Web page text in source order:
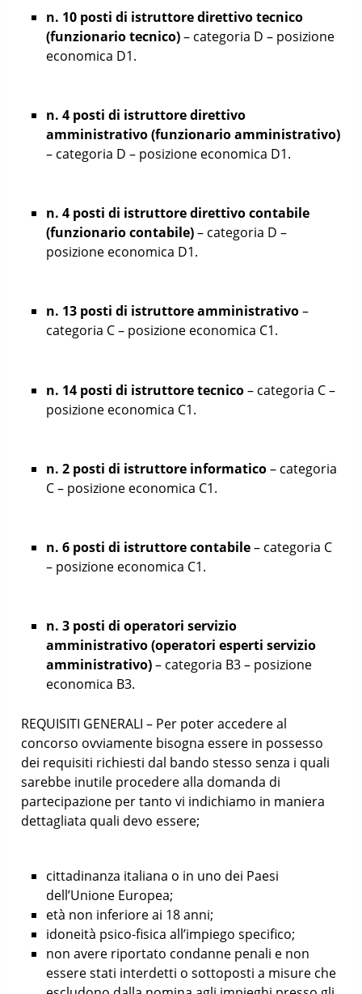
n. 10 posti di istruttore direttivo tecnico
(funzionario tecnico)– categoria D – posizione
economica D1.
n. 4 posti di istruttore direttivo
amministrativo (funzionario amministrativo)
– categoria D – posizione economica D1.
n. 4 posti di istruttore direttivo contabile
(funzionario contabile)– categoria D –
posizione economica D1.
n. 13 posti di istruttore amministrativo–
categoria C – posizione economica C1.
n. 14 posti di istruttore tecnico– categoria C –
posizione economica C1.
n. 2 posti di istruttore informatico– categoria
C – posizione economica C1.
n. 6 posti di istruttore contabile– categoria C
– posizione economica C1.
n. 3 posti di operatori servizio
amministrativo (operatori esperti servizio
amministrativo)– categoria B3 – posizione
economica B3.
REQUISITI GENERALI – Per poter accedere al
concorso ovviamente bisogna essere in possesso
dei requisiti richiesti dal bando stesso senza i quali
sarebbe inutile procedere alla domanda di
partecipazione per tanto vi indichiamo in maniera
dettagliata quali devo essere;
cittadinanza italiana o in uno dei Paesi
dell’Unione Europea;
età non inferiore ai 18 anni;
idoneità psico-fisica all’impiego specifico;
non avere riportato condanne penali e non
essere stati interdetti o sottoposti a misure che